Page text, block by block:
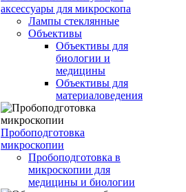
аксессуары для микроскопа
Лампы стеклянные
Объективы
Объективы для
биологии и
медицины
Объективы для
материаловедения
Пробоподготовка
микроскопии
Пробоподготовка в
микроскопии для
медицины и биологии